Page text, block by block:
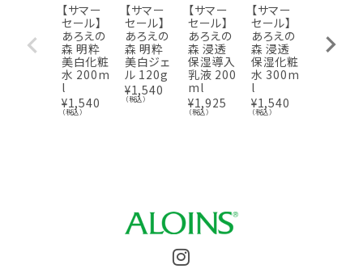
【サマー
セール】
あろえの
森 明粋
美白化粧
水 200m
l
¥1,540
（税込）
【サマー
セール】
あろえの
森 明粋
美白ジェ
ル 120g
¥1,540
（税込）
【サマー
セール】
あろえの
森 浸透
保湿導入
乳液 200
ml
¥1,925
（税込）
【サマー
セール】
あろえの
森 浸透
保湿化粧
水 300m
l
¥1,540
（税込）
あろえの
森 浸透